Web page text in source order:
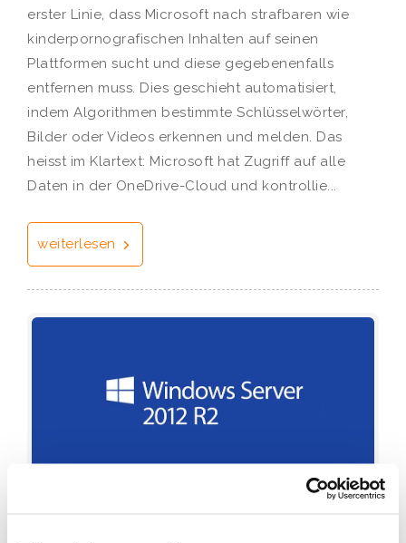
erster Linie, dass Microsoft nach strafbaren wie
kinderpornografischen Inhalten auf seinen
Plattformen sucht und diese gegebenenfalls
entfernen muss. Dies geschieht automatisiert,
indem Algorithmen bestimmte Schlüsselwörter,
Bilder oder Videos erkennen und melden. Das
heisst im Klartext: Microsoft hat Zugriff auf alle
Daten in der OneDrive-Cloud und kontrollie...
weiterlesen